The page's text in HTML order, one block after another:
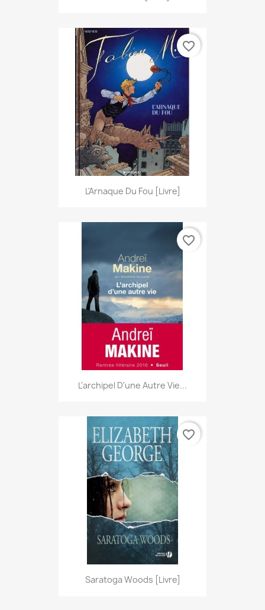
L'Arnaque Du Fou [Livre]
favorite_border
L'archipel D'une Autre Vie...
favorite_border
Saratoga Woods [Livre]
favorite_border